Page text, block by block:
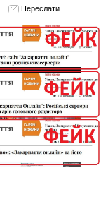
Переслати